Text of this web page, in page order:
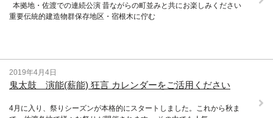
本拠地・佐渡での連続公演 昔ながらの町並みと共にお楽しみください
重要伝統的建造物群保存地区・宿根木に佇む
2019年4月4日
鬼太鼓 演能(薪能) 狂言 カレンダーをご活用ください
4月に入り、祭りシーズンが本格的にスタートしました。これから秋ま